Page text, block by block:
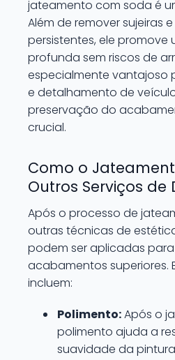
jateamento com soda é
Além de remover sujeiras
persistentes, ele promove
profunda sem riscos de
especialmente vantajoso
e detalhamento de
preservação do
crucial.
Como o
Outros Serviços
Após o processo de
outras técnicas de
podem ser aplicadas
acabamentos superiores.
incluem:
Polimento:Após o
polimento ajuda a
suavidade da